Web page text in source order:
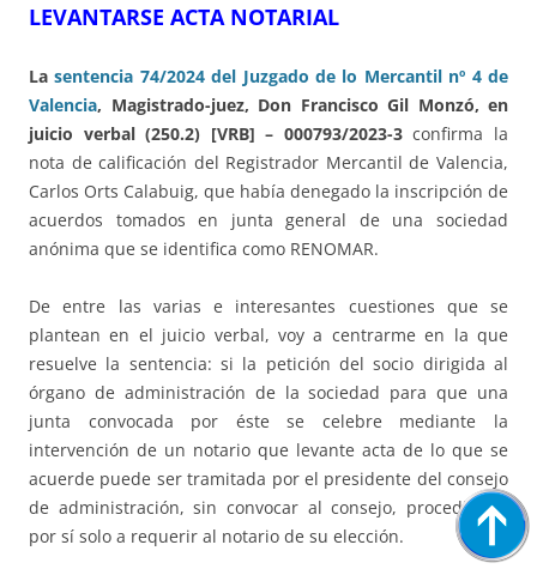
LEVANTARSE ACTA NOTARIAL
Lasentencia 74/2024 del Juzgado de lo Mercantil nº 4 de
Valencia, Magistrado-juez, Don Francisco Gil Monzó, en
juicio verbal (250.2) [VRB] – 000793/2023-3confirma la
nota de calificación del Registrador Mercantil de Valencia,
Carlos Orts Calabuig, que había denegado la inscripción de
acuerdos tomados en junta general de una sociedad
anónima que se identifica como RENOMAR.
De entre las varias e interesantes cuestiones que se
plantean en el juicio verbal, voy a centrarme en la que
resuelve la sentencia: si la petición del socio dirigida al
órgano de administración de la sociedad para que una
junta convocada por éste se celebre mediante la
intervención de un notario que levante acta de lo que se
acuerde puede ser tramitada por el presidente del consejo
de administración, sin convocar al consejo, procediendo
por sí solo a requerir al notario de su elección.